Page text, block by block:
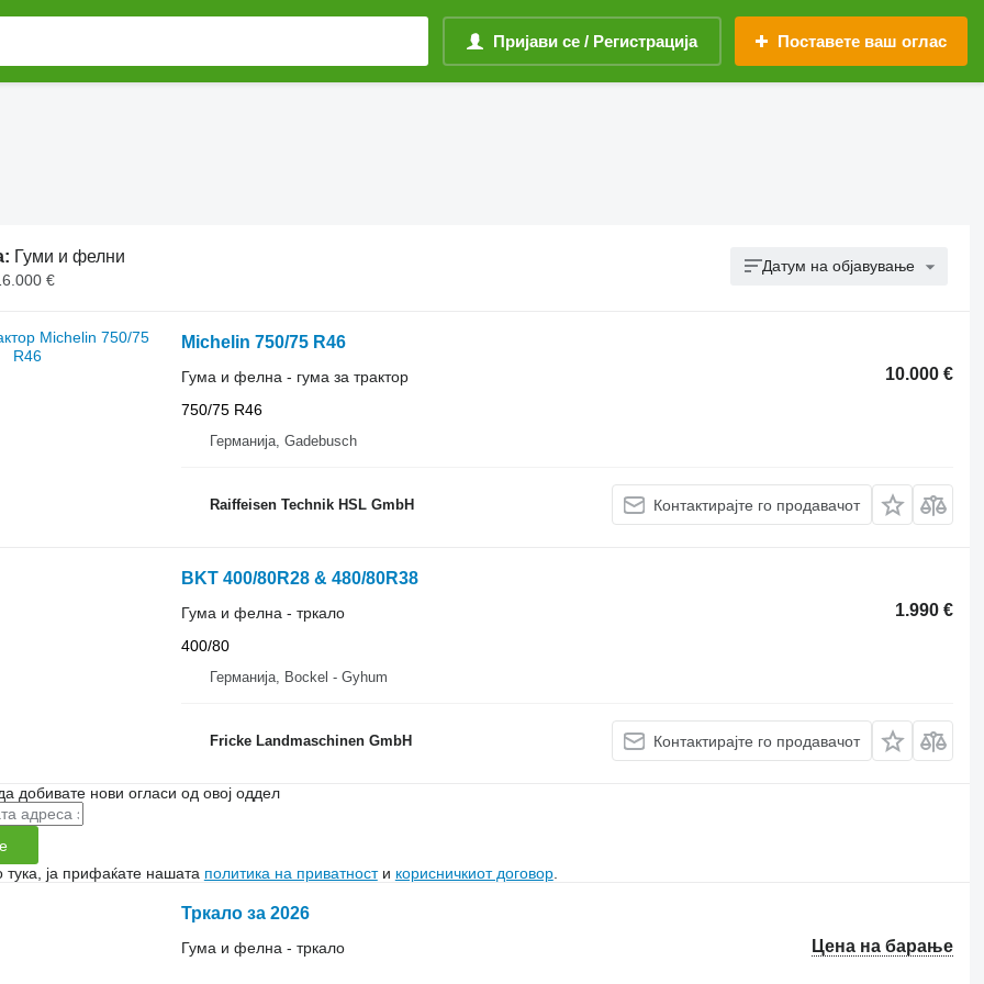
Пријави се / Регистрација Поставете ваш оглас
Гуми и фелни
€
Датум на објавување
Michelin 750/75 R46
10.000 €
Гума и фелна - гума за трактор
750/75 R46
Германија, Gadebusch
Raiffeisen Technik HSL GmbH Контактирајте го продавачот
BKT 400/80R28 & 480/80R38
1.990 €
Гума и фелна - тркало
400/80
Германија, Bockel - Gyhum
Fricke Landmaschinen GmbH Контактирајте го продавачот
добивате нови огласи од овој оддел
ја прифаќате нашата политика на приватности корисничкиот договор.
Тркало за 2026
Цена на барање
Гума и фелна - тркало